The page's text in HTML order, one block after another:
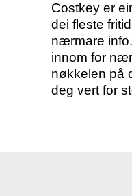
Costkey er
dei fleste
nærmare
innom for
nøkkelen på
deg vert for